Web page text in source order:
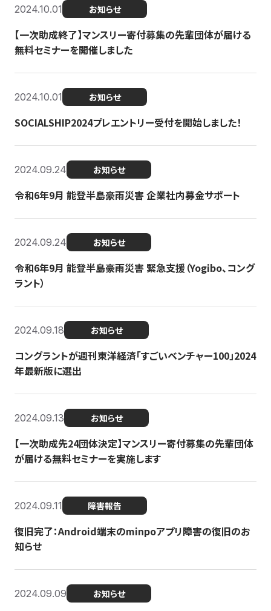
2024.10.01 お知らせ
【一次助成終了】マンスリー寄付募集の先輩団体が届ける
無料セミナーを開催しました
2024.10.01 お知らせ
SOCIALSHIP2024プレエントリー受付を開始しました！
2024.09.24 お知らせ
令和6年9月 能登半島豪雨災害 企業社内募金サポート
2024.09.24 お知らせ
令和6年9月 能登半島豪雨災害 緊急支援（Yogibo、コング
ラント）
2024.09.18 お知らせ
コングラントが週刊東洋経済「すごいベンチャー100」2024
年最新版に選出
2024.09.13 お知らせ
【一次助成先24団体決定】マンスリー寄付募集の先輩団体
が届ける無料セミナーを実施します
2024.09.11 障害報告
復旧完了：Android端末のminpoアプリ障害の復旧のお
知らせ
2024.09.09 お知らせ